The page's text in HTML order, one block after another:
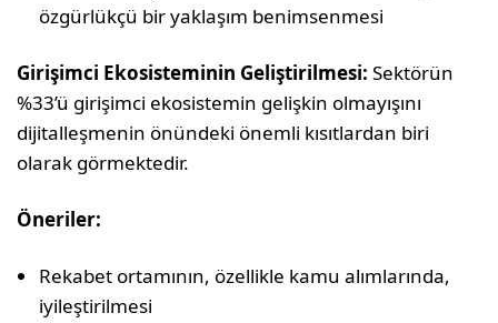
özgürlükçü bir yaklaşım benimsenmesi
Girişimci Ekosisteminin Geliştirilmesi:Sektörün
%33’ü girişimci ekosistemin gelişkin olmayışını
dijitalleşmenin önündeki önemli kısıtlardan biri
olarak görmektedir.
Öneriler:
Rekabet ortamının, özellikle kamu alımlarında,
iyileştirilmesi